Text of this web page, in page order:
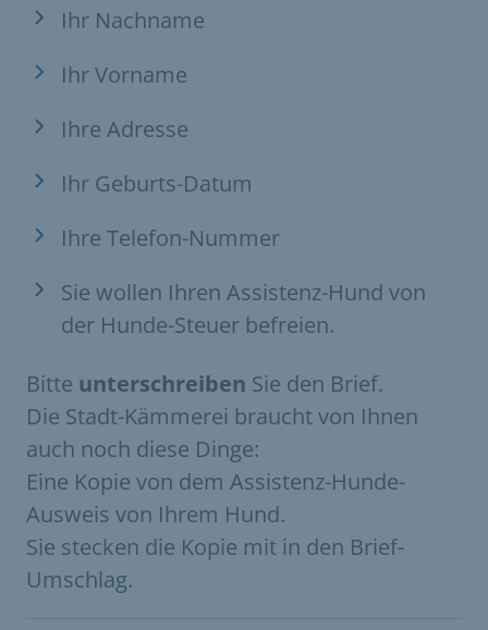
Ihr Nachname
Ihr Vorname
Ihre Adresse
Ihr Geburts-Datum
Ihre Telefon-Nummer
Sie wollen Ihren Assistenz-Hund von
der Hunde-Steuer befreien.
Bitte unterschreiben Sie den Brief.
Die Stadt-Kämmerei braucht von Ihnen
auch noch diese Dinge:
Eine Kopie von dem Assistenz-Hunde-
Ausweis von Ihrem Hund.
Sie stecken die Kopie mit in den Brief-
Umschlag.